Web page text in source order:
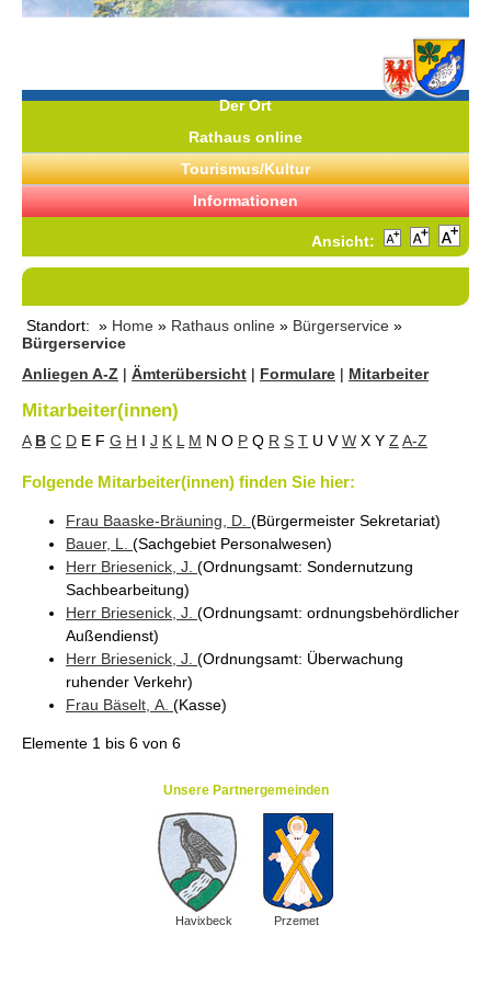
Der Ort
Rathaus online
Tourismus/Kultur
Informationen
Ansicht:
Standort: » Home » Rathaus online » Bürgerservice »
Bürgerservice
Anliegen A-Z | Ämterübersicht | Formulare | Mitarbeiter
Mitarbeiter(innen)
A B C D E F G H I J K L M N O P Q R S T U V W X Y Z A-Z
Folgende Mitarbeiter(innen) finden Sie hier:
Frau Baaske-Bräuning , D. (Bürgermeister Sekretariat)
Bauer, L. (Sachgebiet Personalwesen)
Herr Briesenick , J. (Ordnungsamt: Sondernutzung
Sachbearbeitung)
Herr Briesenick , J. (Ordnungsamt: ordnungsbehördlicher
Außendienst)
Herr Briesenick , J. (Ordnungsamt: Überwachung
ruhender Verkehr)
Frau Bäselt , A. (Kasse)
Elemente 1 bis 6 von 6
Unsere Partnergemeinden
Havixbeck Przemet